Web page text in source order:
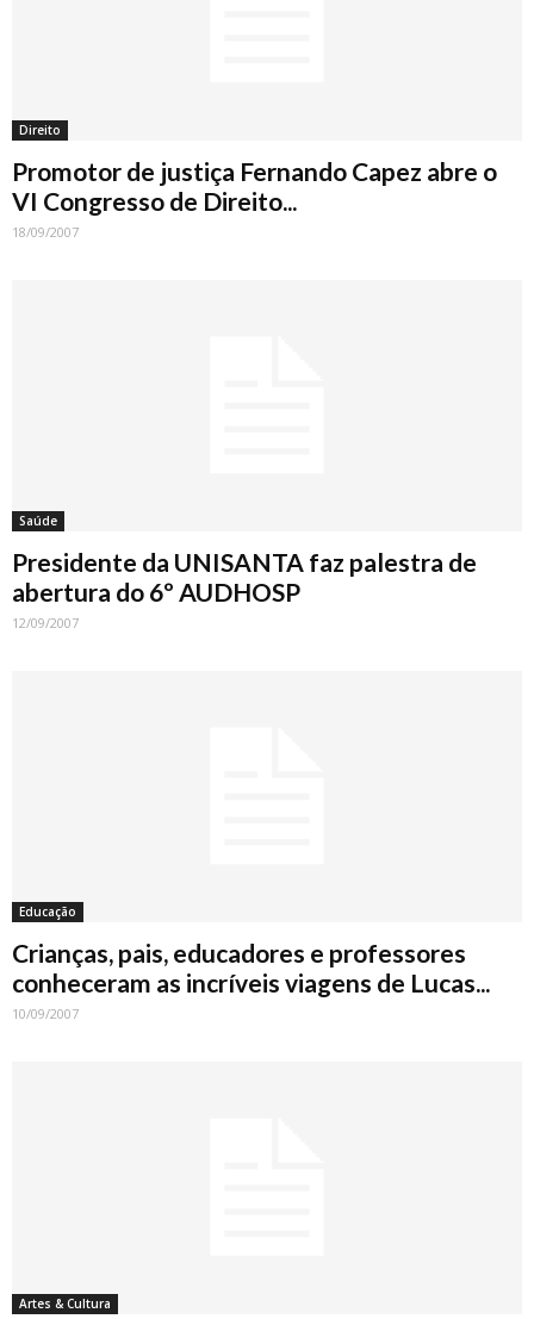
Direito
Promotor de justiça Fernando Capez abre o
VI Congresso de Direito...
18/09/2007
Saúde
Presidente da UNISANTA faz palestra de
abertura do 6º AUDHOSP
12/09/2007
Educação
Crianças, pais, educadores e professores
conheceram as incríveis viagens de Lucas...
10/09/2007
Artes & Cultura